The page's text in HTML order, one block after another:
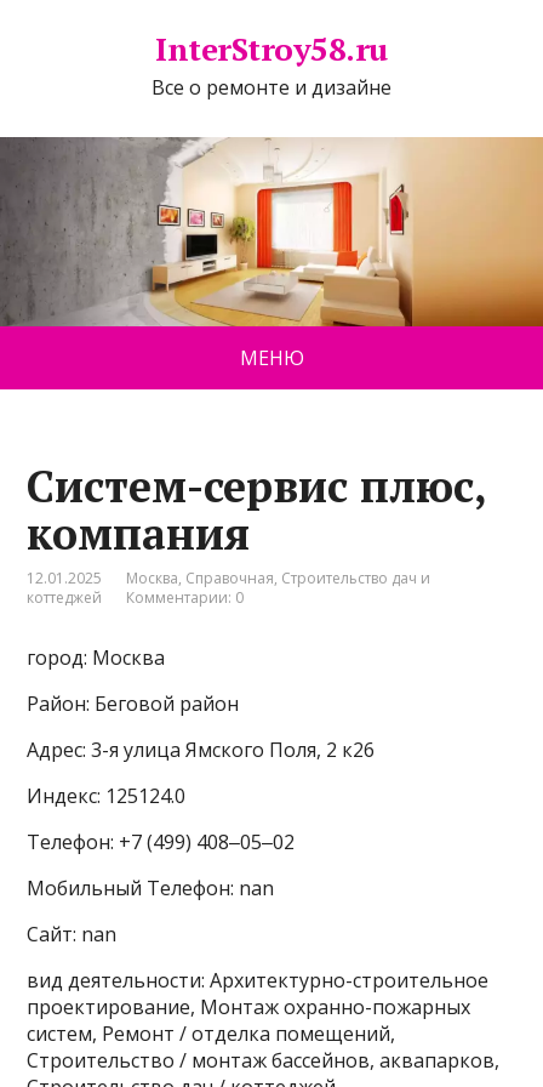
InterStroy58.ru
Все о ремонте и дизайне
МЕНЮ
Систем-сервис плюс,
компания
12.01.2025 Москва, Справочная, Строительство дач и
коттеджей
Комментарии: 0
город: Москва
Район: Беговой район
Адрес: 3-я улица Ямского Поля, 2 к26
Индекс: 125124.0
Телефон: +7 (499) 408‒05‒02
Мобильный Телефон: nan
Сайт: nan
вид деятельности: Архитектурно-строительное
проектирование, Монтаж охранно-пожарных
систем, Ремонт / отделка помещений,
Строительство / монтаж бассейнов, аквапарков,